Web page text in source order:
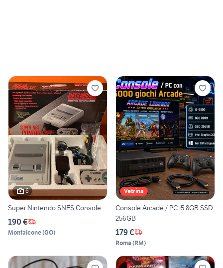
6
Super Nintendo SNES Console
190 €
Monfalcone(GO)
Vetrina
Console Arcade / PC i5 8GB SSD
256GB
179 €
Roma (RM)